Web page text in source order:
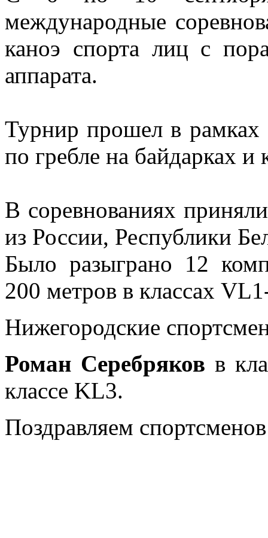
международные
каноэ спорта лиц с
аппарата.
Турнир прошел в
по гребле на байдарках
В соревнованиях
из России, Республики
Было разыграно 12
200 метров в классах
Нижегородские
Роман Серебряков в
классе KL3.
Поздравляем